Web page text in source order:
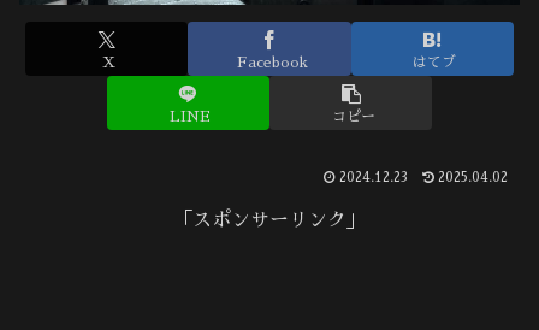
X Facebook はてブ
LINE コピー
2024.12.23 2025.04.02
「スポンサーリンク」